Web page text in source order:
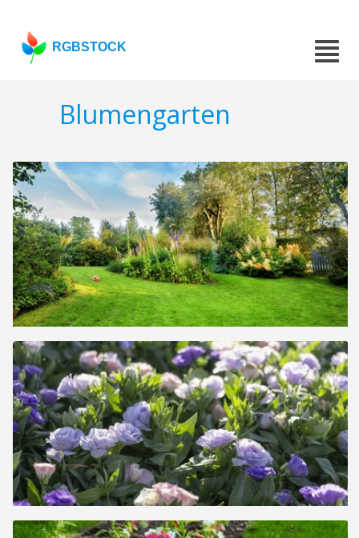
RGBSTOCK
Blumengarten